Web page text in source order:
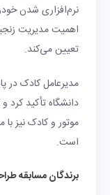
نرم‌افزاری شدن
اهمیت مدیریت
تعیین می‌کند.
مدیرعامل کادک در
دانشگاه تأکید کرد
موتور و کادک نیز
است.
برندگان مسابقه